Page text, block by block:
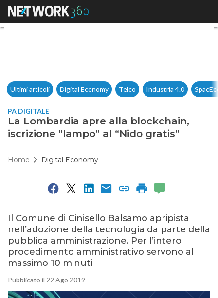
La Lombardia apre alla
Ultimi articoli Digital Economy Telco Industria 4.0
PA DIGITALE
La Lombardia apre alla blockchain,
iscrizione “lampo” al “Nido gratis”
Home Digital Economy
Il Comune di Cinisello Balsamo apripista
nell’adozione della tecnologia da parte della
pubblica amministrazione. Per l’intero
procedimento amministrativo servono al
massimo 10 minuti
Pubblicato il 22 Ago 2019